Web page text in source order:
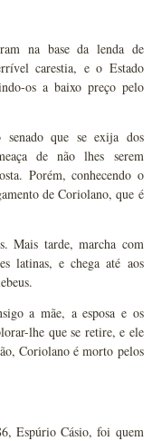
na base da lenda de
carestia, e o Estado
os a baixo preço pelo
que se exija dos
de não lhes serem
Porém, conhecendo o
de Coriolano, que é
Mais tarde, marcha com
latinas, e chega até aos
a mãe, a esposa e os
lhe que se retire, e ele
Coriolano é morto pelos
Espúrio Cásio, foi quem